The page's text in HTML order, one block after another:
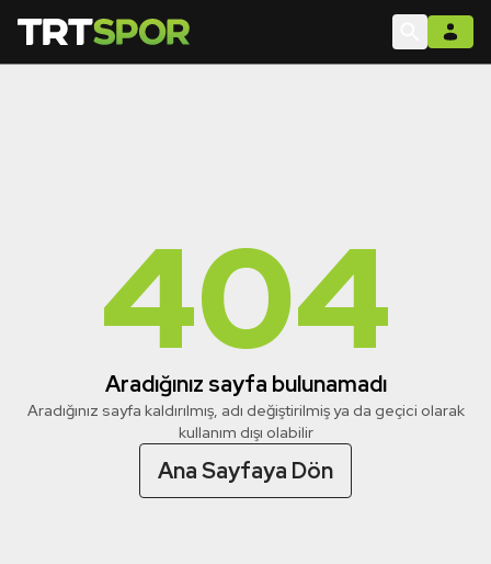
404
Aradığınız sayfa bulunamadı
Aradığınız sayfa kaldırılmış, adı değiştirilmiş ya da geçici olarak
kullanım dışı olabilir
Ana Sayfaya Dön